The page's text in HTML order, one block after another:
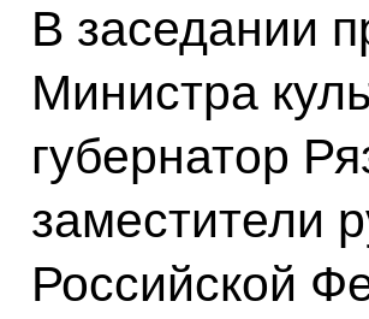
В заседании
Министра
губернатор
заместители
Российской